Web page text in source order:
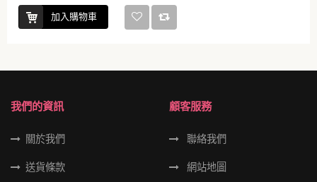
加入購物車
我們的資訊
關於我們
送貨條款
顧客服務
聯絡我們
網站地圖